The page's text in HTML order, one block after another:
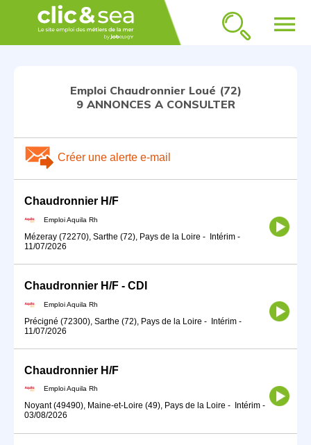
menu
Emploi Chaudronnier Loué (72)
9 ANNONCES A CONSULTER
Créer une alerte e-mail
Chaudronnier H/F
Emploi Aquila Rh
Mézeray (72270), Sarthe (72), Pays de la Loire - Intérim -
11/07/2026
Chaudronnier H/F - CDI
Emploi Aquila Rh
Précigné (72300), Sarthe (72), Pays de la Loire - Intérim -
11/07/2026
Chaudronnier H/F
Emploi Aquila Rh
Noyant (49490), Maine-et-Loire (49), Pays de la Loire - Intérim -
03/08/2026